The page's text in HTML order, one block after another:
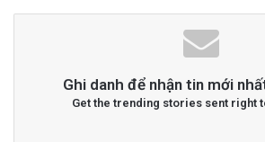
Ghi danh để nhận tin mới
Get the trending stories sent right